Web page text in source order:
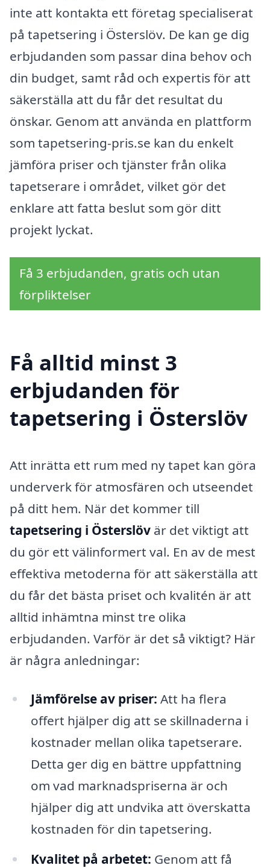
inte att kontakta ett företag specialiserat
på tapetsering i Österslöv. De kan ge dig
erbjudanden som passar dina behov och
din budget, samt råd och expertis för att
säkerställa att du får det resultat du
önskar. Genom att använda en plattform
som tapetsering-pris.se kan du enkelt
jämföra priser och tjänster från olika
tapetserare i området, vilket gör det
enklare att fatta beslut som gör ditt
projekt lyckat.
Få 3 erbjudanden, gratis och utan
förpliktelser
Få alltid minst 3
erbjudanden för
tapetsering i Österslöv
Att inrätta ett rum med ny tapet kan göra
underverk för atmosfären och utseendet
på ditt hem. När det kommer till
tapetsering i Österslöv är det viktigt att
du gör ett välinformert val. En av de mest
effektiva metoderna för att säkerställa att
du får det bästa priset och kvalitén är att
alltid inhämtna minst tre olika
erbjudanden. Varför är det så viktigt? Här
är några anledningar:
Jämförelse av priser: Att ha flera
offert hjälper dig att se skillnaderna i
kostnader mellan olika tapetserare.
Detta ger dig en bättre uppfattning
om vad marknadspriserna är och
hjälper dig att undvika att överskatta
kostnaden för din tapetsering.
Kvalitet på arbetet: Genom att få